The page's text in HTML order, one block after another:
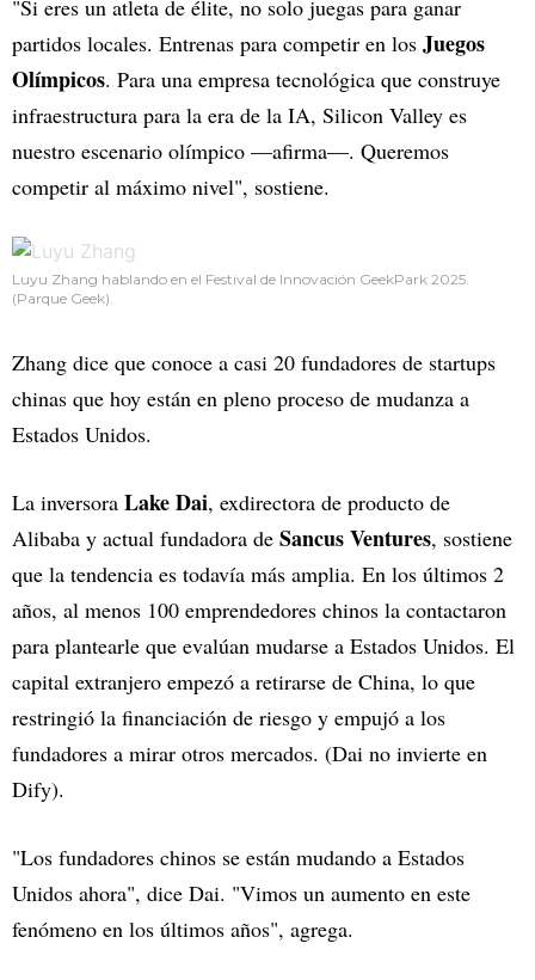
"Si eres un atleta de élite, no solo juegas para ganar
partidos locales. Entrenas para competir en los Juegos
Olímpicos. Para una empresa tecnológica que construye
infraestructura para la era de la IA, Silicon Valley es
nuestro escenario olímpico —afirma—. Queremos
competir al máximo nivel", sostiene.
Luyu Zhang hablando en el Festival de Innovación GeekPark 2025.
(Parque Geek).
Zhang dice que conoce a casi 20 fundadores de startups
chinas que hoy están en pleno proceso de mudanza a
Estados Unidos.
La inversora Lake Dai, exdirectora de producto de
Alibaba y actual fundadora de Sancus Ventures, sostiene
que la tendencia es todavía más amplia. En los últimos 2
años, al menos 100 emprendedores chinos la contactaron
para plantearle que evalúan mudarse a Estados Unidos. El
capital extranjero empezó a retirarse de China, lo que
restringió la financiación de riesgo y empujó a los
fundadores a mirar otros mercados. (Dai no invierte en
Dify).
"Los fundadores chinos se están mudando a Estados
Unidos ahora", dice Dai. "Vimos un aumento en este
fenómeno en los últimos años", agrega.